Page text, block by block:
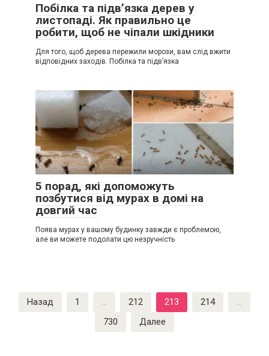
Побілка та підв’язка дерев у
листопаді. Як правильно це
робити, щоб не чіпали шкідники
Для того, щоб дерева пережили морози, вам слід вжити
відповідних заходів. Побілка та підв’язка
5 порад, які допоможуть
позбутися від мурах в домі на
довгий час
Поява мурах у вашому будинку завжди є проблемою,
але ви можете подолати цю незручність
Пагинация
записей
Назад 1 … 212 213 214
…
730
Далее